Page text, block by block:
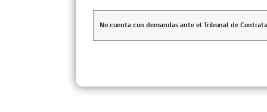
No cuenta con demandas ante el Tribunal de